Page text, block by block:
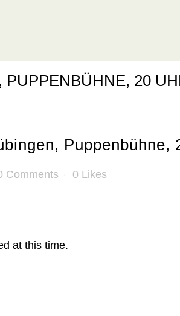
PUPPENBÜHNE, 20
Puppenbühne,
Comments 0 Likes
at this time.